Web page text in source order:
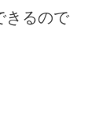
きるので